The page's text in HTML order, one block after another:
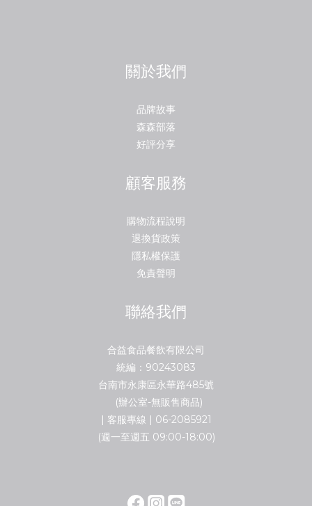
關於我們
品牌故事
森森部落
好評分享
顧客服務
購物流程說明
退換貨政策
隱私權保護
免責聲明
聯絡我們
合益食品餐飲有限公司
統編：90243083
台南市永康區永華路485號
(辦公室-無販售商品)
| 客服專線 | 06-2085921
(週一至週五 09:00-18:00)